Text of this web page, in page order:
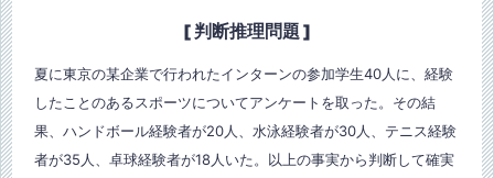
[ 判断推理問題 ]
夏に東京の某企業で行われたインターンの参加学生40人に、経験
したことのあるスポーツについてアンケートを取った。その結
果、ハンドボール経験者が20人、水泳経験者が30人、テニス経験
者が35人、卓球経験者が18人いた。以上の事実から判断して確実